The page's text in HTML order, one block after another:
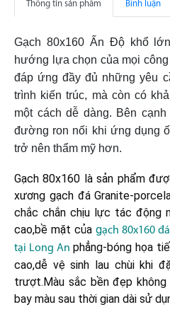
Thông tin sản phẩm Bình luận
Gạch 80x160 Ấn Độ khổ
hướng lựa chọn của mọi
đáp ứng đầy đủ những yêu
trình kiến trúc, mà còn có
một cách dễ dàng. Bên
đường ron nối khi ứng dụng
trở nên thẩm mỹ hơn.
Gạch 80x160 là sản phẩm
xương gạch đá Granite-
chắc chắn chịu lực tác động
cao,bề mặt của gạch 80x160
tại Long An phẳng-bóng họa
cao,dễ vệ sinh lau chùi khi
trượt.Màu sắc bền đẹp
bay màu sau thời gian dài sử